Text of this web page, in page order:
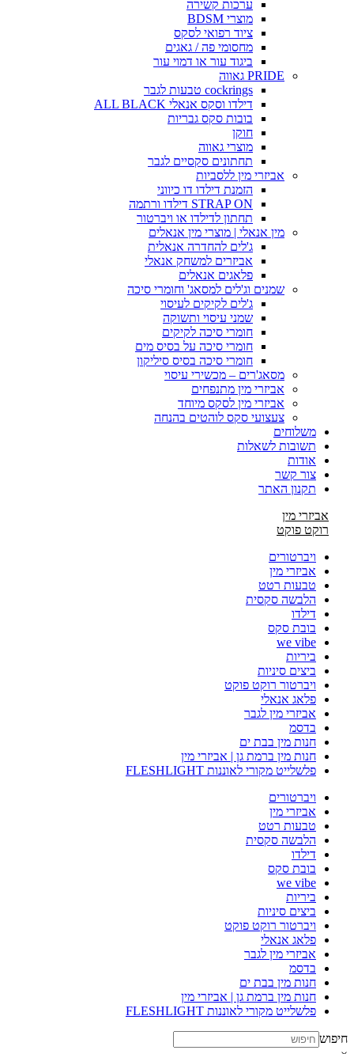
ערכות קשירה
מוצרי BDSM
ציוד רפואי לסקס
מחסומי פה / גאגים
ביגוד עור או דמוי עור
PRIDE גאווה
cockrings טבעות לגבר
דילדו וסקס אנאלי ALL BLACK
בובות סקס גבריות
חוקן
מוצרי גאווה
תחתונים סקסיים לגבר
אביזרי מין ללסביות
הזמנת דילדו דו כיווני
STRAP ON דילדו ורתמה
תחתון לדילדו או ויברטור
מין אנאלי | מוצרי מין אנאלים
ג'לים להחדרה אנאלית
אביזרים למשחק אנאלי
פלאגים אנאלים
שמנים וג'לים למסאג' וחומרי סיכה
ג'לים לקיקים לעיסוי
שמני עיסוי ותשוקה
חומרי סיכה לקיקים
חומרי סיכה על בסיס מים
חומרי סיכה בסיס סיליקון
מסאג'רים – מכשירי עיסוי
אביזרי מין מתנפחים
אביזרי מין לסקס מיוחד
צעצועי סקס לוהטים בהנחה
משלוחים
תשובות לשאלות
אודות
צור קשר
תקנון האתר
אביזרי מין
רוקט פוקט
ויברטורים
אביזרי מין
טבעות רטט
הלבשה סקסית
דילדו
בובת סקס
we vibe
ביריות
ביצים סיניות
ויברטור רוקט פוקט
פלאג אנאלי
אביזרי מין לגבר
בדסמ
חנות מין בבת ים
חנות מין ברמת גן | אביזרי מין
פלשלייט מקורי לאוננות FLESHLIGHT
ויברטורים
אביזרי מין
טבעות רטט
הלבשה סקסית
דילדו
בובת סקס
we vibe
ביריות
ביצים סיניות
ויברטור רוקט פוקט
פלאג אנאלי
אביזרי מין לגבר
בדסמ
חנות מין בבת ים
חנות מין ברמת גן | אביזרי מין
פלשלייט מקורי לאוננות FLESHLIGHT
חיפוש